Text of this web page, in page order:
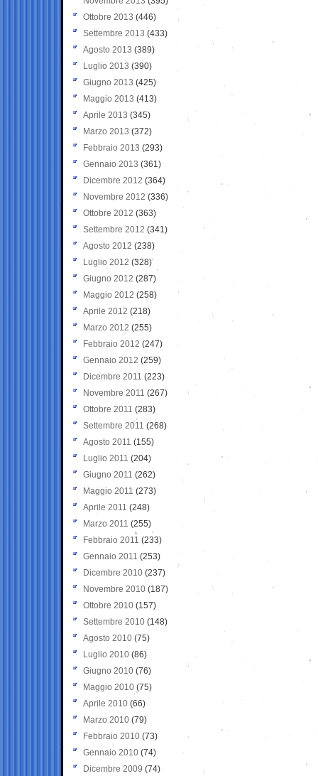
Ottobre 2013 (446)
Settembre 2013 (433)
Agosto 2013 (389)
Luglio 2013 (390)
Giugno 2013 (425)
Maggio 2013 (413)
Aprile 2013 (345)
Marzo 2013 (372)
Febbraio 2013 (293)
Gennaio 2013 (361)
Dicembre 2012 (364)
Novembre 2012 (336)
Ottobre 2012 (363)
Settembre 2012 (341)
Agosto 2012 (238)
Luglio 2012 (328)
Giugno 2012 (287)
Maggio 2012 (258)
Aprile 2012 (218)
Marzo 2012 (255)
Febbraio 2012 (247)
Gennaio 2012 (259)
Dicembre 2011 (223)
Novembre 2011 (267)
Ottobre 2011 (283)
Settembre 2011 (268)
Agosto 2011 (155)
Luglio 2011 (204)
Giugno 2011 (262)
Maggio 2011 (273)
Aprile 2011 (248)
Marzo 2011 (255)
Febbraio 2011 (233)
Gennaio 2011 (253)
Dicembre 2010 (237)
Novembre 2010 (187)
Ottobre 2010 (157)
Settembre 2010 (148)
Agosto 2010 (75)
Luglio 2010 (86)
Giugno 2010 (76)
Maggio 2010 (75)
Aprile 2010 (66)
Marzo 2010 (79)
Febbraio 2010 (73)
Gennaio 2010 (74)
Dicembre 2009 (74)